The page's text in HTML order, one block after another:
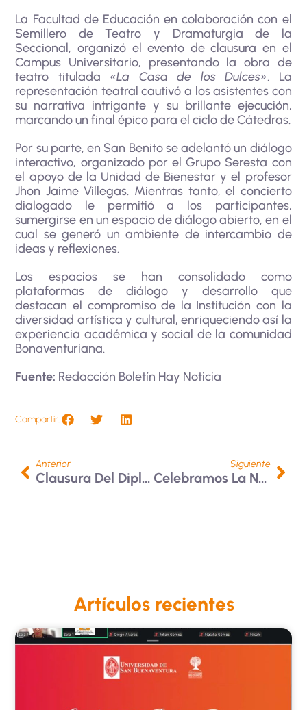
La Facultad de Educación en colaboración con el
Semillero de Teatro y Dramaturgia de la
Seccional, organizó el evento de clausura en el
Campus Universitario, presentando la obra de
teatro titulada «La Casa de los Dulces». La
representación teatral cautivó a los asistentes con
su narrativa intrigante y su brillante ejecución,
marcando un final épico para el ciclo de Cátedras.
Por su parte, en San Benito se adelantó un diálogo
interactivo, organizado por el Grupo Seresta con
el apoyo de la Unidad de Bienestar y el profesor
Jhon Jaime Villegas. Mientras tanto, el concierto
dialogado le permitió a los participantes,
sumergirse en un espacio de diálogo abierto, en el
cual se generó un ambiente de intercambio de
ideas y reflexiones.
Los espacios se han consolidado como
plataformas de diálogo y desarrollo que
destacan el compromiso de la Institución con la
diversidad artística y cultural, enriqueciendo así la
experiencia académica y social de la comunidad
Bonaventuriana.
Fuente: Redacción Boletín Hay Noticia
Compartir:
Anterior
Clausura Del Diplomado «Herramientas Para La Prevención Del Consumo De Sustancias Psicoactivas En La Adolescencia Y La Juventud»
Siguiente
Celebramos La Navidad Con Solidaridad Y Tradición
Artículos recientes